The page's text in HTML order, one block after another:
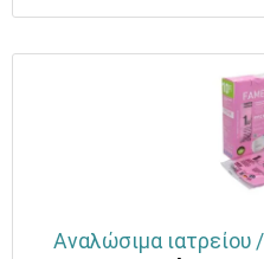
Αναλώσιμα ιατρείου